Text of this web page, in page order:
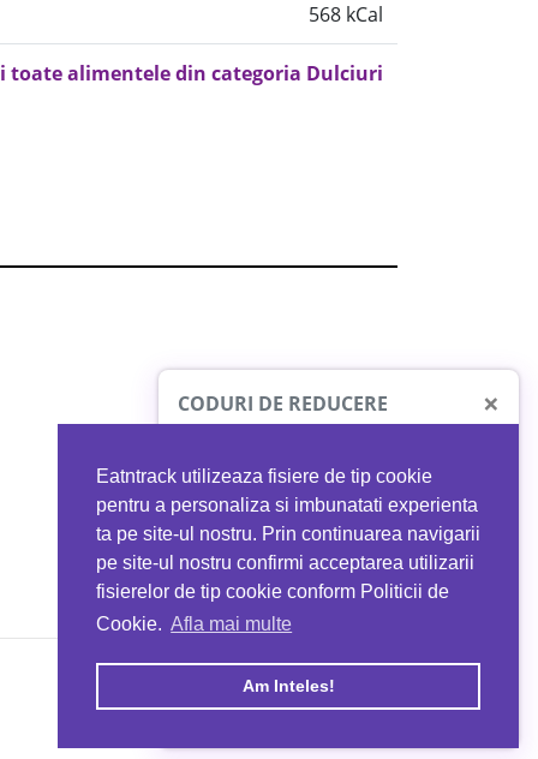
Eatntrack utilizeaza fisiere de tip cookie
pentru a personaliza si imbunatati experienta
ta pe site-ul nostru. Prin continuarea navigarii
pe site-ul nostru confirmi acceptarea utilizarii
fisierelor de tip cookie conform Politicii de
Cookie. Afla mai multe
Am Inteles!
568 kCal
toate alimentele din categoria Dulciuri
CODURI DE REDUCERE ×
comandă
MYPROTEIN
Ai40%reducere la orice comandă
folosind codul EATTRACK